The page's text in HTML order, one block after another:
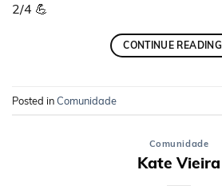
2/4 💪
CONTINUE READING
Posted inComunidade
Comunidade
Kate Vieira